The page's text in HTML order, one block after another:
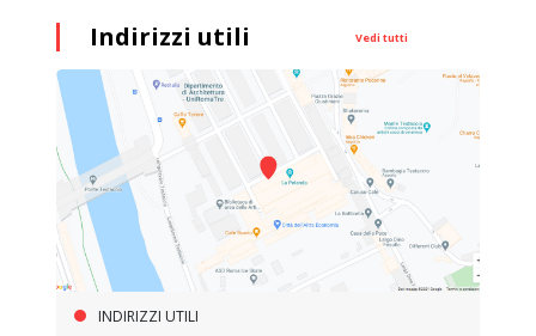
Indirizzi utili Vedi tutti
INDIRIZZI UTILI